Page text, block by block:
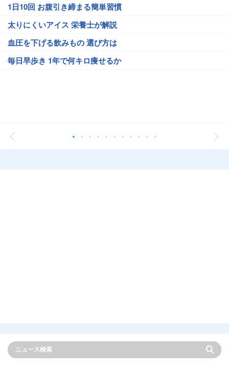
1日10回 お腹引き締まる簡単習慣
太りにくいアイス 栄養士が解説
血圧を下げる飲みもの 選び方は
毎日早歩き 1年で何キロ痩せるか